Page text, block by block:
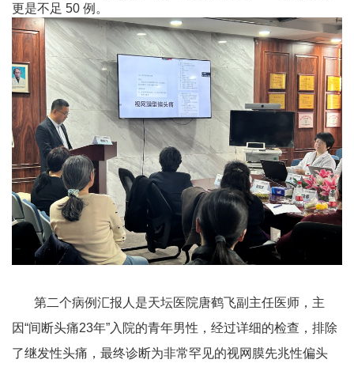
更是不足 50 例。
第二个病例汇报人是天坛医院唐鹤飞副主任医师，主
因“间断头痛23年”入院的青年男性，经过详细的检查，排除
了继发性头痛，最终诊断为非常罕见的视网膜先兆性偏头